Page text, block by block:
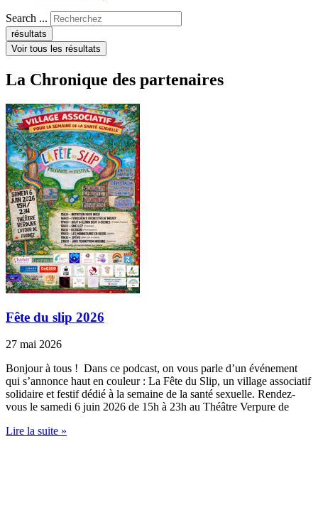
Search ...
résultats
Voir tous les résultats
La Chronique des partenaires
Fête du slip 2026
27 mai 2026
Bonjour à tous ! Dans ce podcast, on vous parle d’un événement
qui s’annonce haut en couleur : La Fête du Slip, un village associatif
solidaire et festif dédié à la semaine de la santé sexuelle. Rendez-
vous le samedi 6 juin 2026 de 15h à 23h au Théâtre Verpure de
Lire la suite »